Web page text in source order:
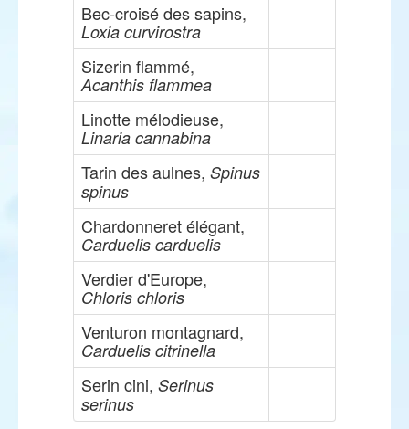
Bec-croisé des sapins,
Loxia curvirostra
Sizerin flammé,
Acanthis flammea
Linotte mélodieuse,
Linaria cannabina
Tarin des aulnes, Spinus
spinus
Chardonneret élégant,
Carduelis carduelis
Verdier d'Europe,
Chloris chloris
Venturon montagnard,
Carduelis citrinella
Serin cini, Serinus
serinus